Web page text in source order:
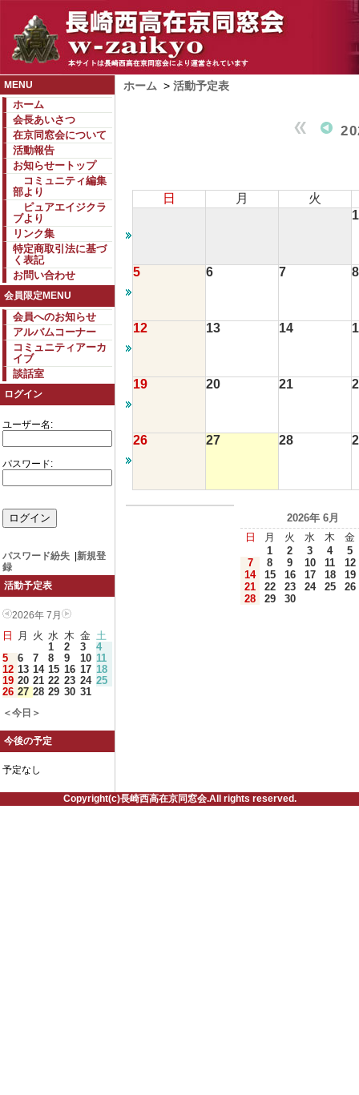
MENU
ホーム
会長あいさつ
在京同窓会について
活動報告
お知らせートップ
コミュニティ編集
部より
ピュアエイジクラ
ブより
リンク集
特定商取引法に基づ
く表記
お問い合わせ
会員限定MENU
会員へのお知らせ
アルバムコーナー
コミュニティアーカ
イブ
談話室
ログイン
ユーザー名:
パスワード:
パスワード紛失
新規登
録
活動予定表
2026年 7月
日 月 火 水 木 金 土
1
2 3
4
5
6 7 8 9 10 11
12 13 14 15 16 17 18
19 20 21 22 23 24 25
26 27 28 29 30 31
＜今日＞
今後の予定
予定なし
ホーム > 活動予定表
日 月
火
1
5 6 7 8
12 13 14
19 20 21
26 27 28
2026年 6月
日
月 火 水 木
金
1
2 3 4
5
7
8 9 10 11
12
14
15 16 17 18
19
21
22 23 24 25
26
28
29 30
Copyright(c)長崎西高在京同窓会.All rights reserved.